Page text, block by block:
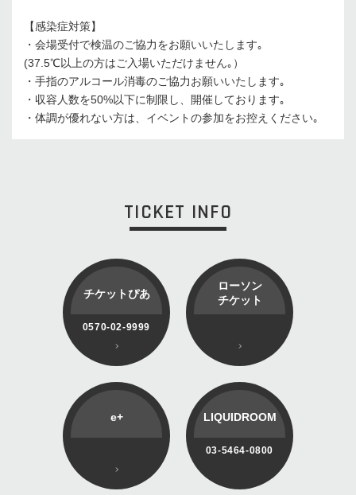
【感染症対策】
・会場受付で検温のご協力をお願いいたします｡
(37.5℃以上の方はご入場いただけません｡）
・手指のアルコール消毒のご協力お願いいたします｡
・収容人数を50%以下に制限し、開催しております｡
・体調が優れない方は、イベントの参加をお控えください｡
TICKET INFO
チケットぴあ
0570-02-9999
ローソン
チケット
e+ LIQUIDROOM
03-5464-0800